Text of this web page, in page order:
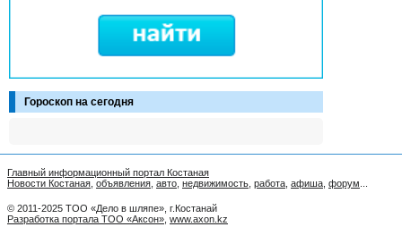
Гороскоп на сегодня
Главный информационный портал Костаная
Новости Костаная объявления авто недвижимость работа афиша форум
© 2011-2025 ТОО «Дело в шляпе», г.Костанай
Разработка портала ТОО «Аксон» www.axon.kz